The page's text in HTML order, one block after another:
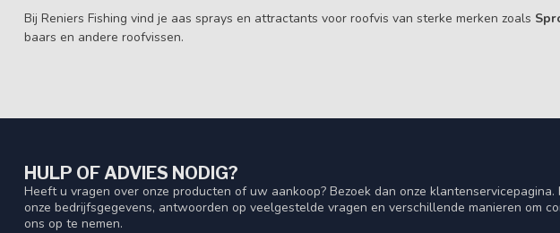
Bij Reniers Fishing vind je aas sprays en attractants voor roofvis van sterke merken zoals
baars en andere roofvissen.
HULP OF ADVIES NODIG?
Heeft u vragen over onze producten of uw aankoop? Bezoek dan onze klantenservicepagina.
onze bedrijfsgegevens, antwoorden op veelgestelde vragen en verschillende manieren om
ons op te nemen.